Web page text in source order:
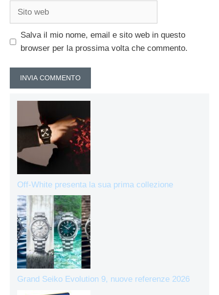
Sito
Salva il mio nome, email e sito web in questo
browser per la prossima volta che commento.
Off-White presenta la sua prima collezione
Grand Seiko Evolution 9, nuove referenze 2026